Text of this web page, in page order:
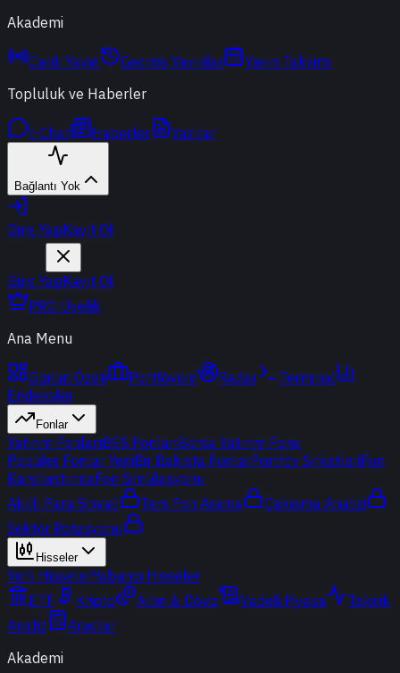
Akademi
Canlı Yayın Geçmiş Yayınlar
Yayın Takvimi
Topluluk ve Haberler
t-Chat Haberler Yazılar
Bağlantı Yok
Giriş YapKayıt Ol
Giriş YapKayıt Ol
PRO Üyelik
Ana Menu
Günün Özeti Portföyüm Radar
Terminal
Endeksler
Fonlar
Yatırım FonlarıBES FonlarıBorsa Yatırım Fonu
Popüler Fonlar YeniBir Bakışta FonlarPortföy ŞirketleriFon
KarşılaştırmaFon Simülasyonu
Akıllı Para Sinyali
Ters Fon Arama
Çakışma Analizi
Sektör Rotasyonu
Hisseler
Yerli HisselerYabancı Hisseler
ETF
Kripto Altın & Döviz Vadeli Piyasa
Teknik
Analiz
Araçlar
Akademi